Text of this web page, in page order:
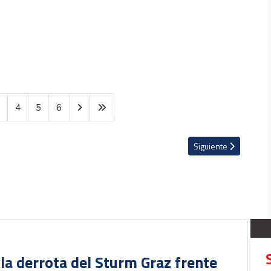
4 5 6
Artículo siguiente:
Siguiente
derrota del Sturm Graz frente